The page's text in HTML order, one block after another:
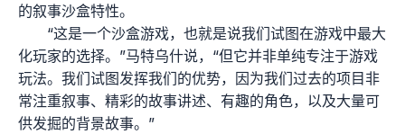
的叙事沙盒特性。
“这是一个沙盒游戏，也就是说我们试图在游戏中最大
化玩家的选择。”马特乌什说，“但它并非单纯专注于游戏
玩法。我们试图发挥我们的优势，因为我们过去的项目非
常注重叙事、精彩的故事讲述、有趣的角色，以及大量可
供发掘的背景故事。”